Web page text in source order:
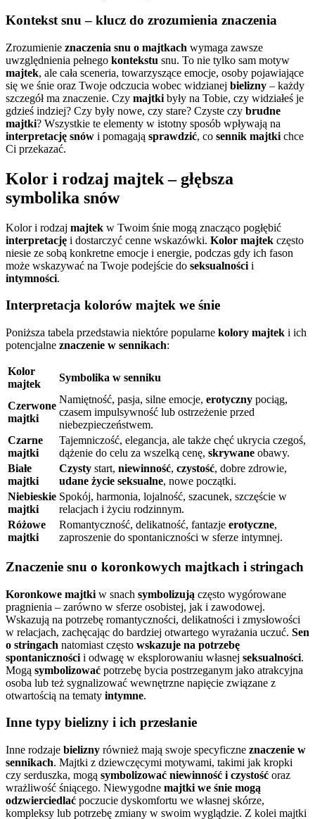
Kontekst snu – klucz do zrozumienia znaczenia
Zrozumienie znaczenia snu o majtkach wymaga zawsze
uwzględnienia pełnego kontekstu snu. To nie tylko sam motyw
majtek, ale cała sceneria, towarzyszące emocje, osoby pojawiające
się we śnie oraz Twoje odczucia wobec widzianej bielizny – każdy
szczegół ma znaczenie. Czy majtki były na Tobie, czy widziałeś je
gdzieś indziej? Czy były nowe, czy stare? Czyste czy brudne
majtki? Wszystkie te elementy w istotny sposób wpływają na
interpretację snów i pomagają sprawdzić, co sennik majtki chce
Ci przekazać.
Kolor i rodzaj majtek – głębsza
symbolika snów
Kolor i rodzaj majtek w Twoim śnie mogą znacząco pogłębić
interpretację i dostarczyć cenne wskazówki. Kolor majtek często
niesie ze sobą konkretne emocje i energie, podczas gdy ich fason
może wskazywać na Twoje podejście do seksualności i
intymności.
Interpretacja kolorów majtek we śnie
Poniższa tabela przedstawia niektóre popularne kolory majtek i ich
potencjalne znaczenie w sennikach:
Kolor
majtek
Symbolika w senniku
Czerwone
majtki
Namiętność, pasja, silne emocje, erotyczny pociąg,
czasem impulsywność lub ostrzeżenie przed
niebezpieczeństwem.
Czarne
majtki
Tajemniczość, elegancja, ale także chęć ukrycia czegoś,
dążenie do celu za wszelką cenę, skrywane obawy.
Białe
majtki
Czysty start, niewinność, czystość, dobre zdrowie,
udane życie seksualne, nowe początki.
Niebieskie
majtki
Spokój, harmonia, lojalność, szacunek, szczęście w
relacjach i życiu rodzinnym.
Różowe
majtki
Romantyczność, delikatność, fantazje erotyczne,
zaproszenie do spontaniczności w sferze intymnej.
Znaczenie snu o koronkowych majtkach i stringach
Koronkowe majtki w snach symbolizują często wygórowane
pragnienia – zarówno w sferze osobistej, jak i zawodowej.
Wskazują na potrzebę romantyczności, delikatności i zmysłowości
w relacjach, zachęcając do bardziej otwartego wyrażania uczuć. Sen
o stringach natomiast często wskazuje na potrzebę
spontaniczności i odwagę w eksplorowaniu własnej seksualności.
Mogą symbolizować potrzebę bycia postrzeganym jako atrakcyjna
osoba lub też sygnalizować wewnętrzne napięcie związane z
otwartością na tematy intymne.
Inne typy bielizny i ich przesłanie
Inne rodzaje bielizny również mają swoje specyficzne znaczenie w
sennikach. Majtki z dziewczęcymi motywami, takimi jak kropki
czy serduszka, mogą symbolizować niewinność i czystość oraz
wrażliwość śniącego. Niewygodne majtki we śnie mogą
odzwierciedlać poczucie dyskomfortu we własnej skórze,
kompleksy lub potrzebę zmiany w swoim wyglądzie. Z kolei majtki